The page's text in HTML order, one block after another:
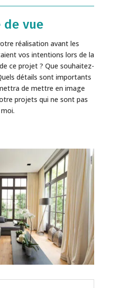
de vue
réalisation avant les
vos intentions lors de la
ce projet ? Que souhaitez-
détails sont importants
de mettre en image
projets qui ne sont pas